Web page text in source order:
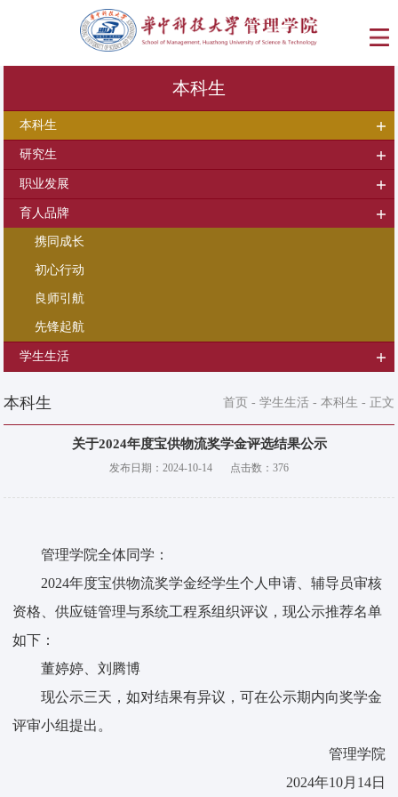
本科生
本科生
研究生
职业发展
育人品牌
携同成长
初心行动
良师引航
先锋起航
学生生活
本科生 首页 - 学生生活- 本科生 - 正文
关于2024年度宝供物流奖学金评选结果公示
发布日期： 2024-10-14 点击数： 376
管理学院全体同学：
2024年度宝供物流奖学金经学生个人申请、辅导员审核
资格、供应链管理与系统工程系组织评议，现公示推荐名单
如下：
董婷婷、刘腾博
现公示三天，如对结果有异议，可在公示期内向奖学金
评审小组提出。
管理学院
2024年10月14日